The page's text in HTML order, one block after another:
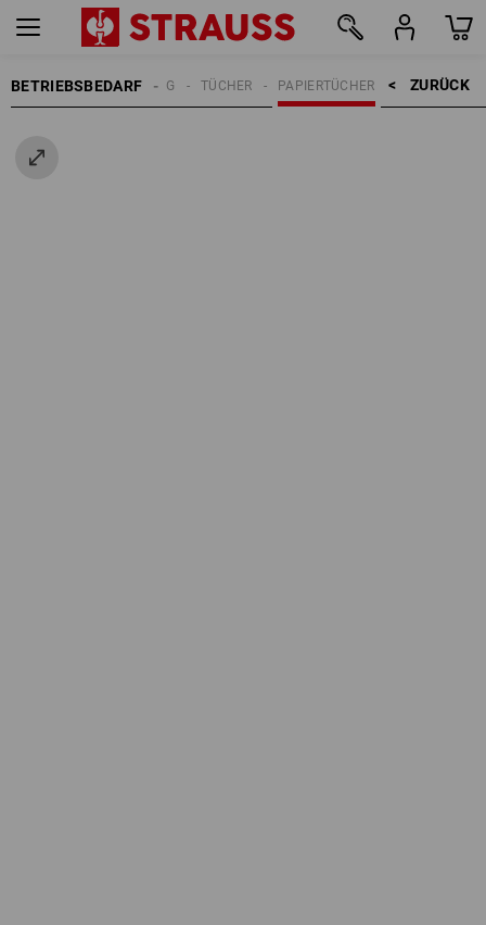
BETRIEBSBEDARF ZURÜCK    >
PAPIERTÜCHER
TÜCHER
REINIGUNG